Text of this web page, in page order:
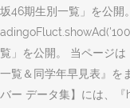
坂46期生別一覧」を公
覧」を公開。 当ページは
一覧＆同学年早見表』を
バー データ集】には、